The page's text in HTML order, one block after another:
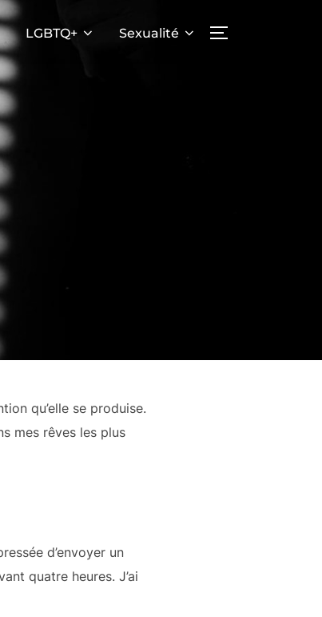
LGBTQ+ Sexualité PERMUTER
qu’elle se produise.
mes rêves les plus
d’envoyer un
quatre heures. J’ai